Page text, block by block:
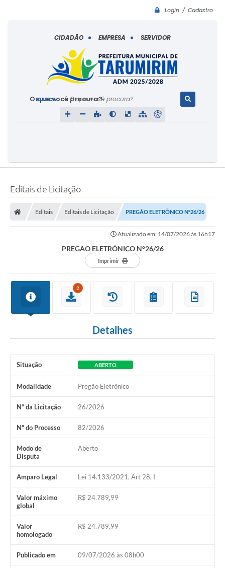
Login / Cadastro
O que você procura?
CIDADÃO EMPRESA SERVIDOR
Editais de Licitação
Editais Editais de Licitação PREGÃO ELETRÔNICO N°26/26
Atualizado em: 14/07/2026 às 16h17
PREGÃO ELETRÔNICO N°26/26
Imprimir
2
Detalhes
Situação ABERTO
Modalidade Pregão Eletrônico
Nº da Licitação 26/2026
Nº do Processo 82/2026
Modo de
Disputa
Aberto
Amparo Legal Lei 14.133/2021, Art 28, I
Valor máximo
global
R$ 24.789,99
Valor
homologado
R$ 24.789,99
Publicado em 09/07/2026 às 08h00